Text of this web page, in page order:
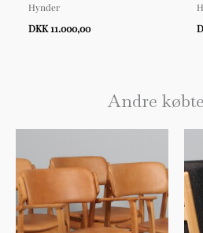
Hynder
DKK 11.000,00
Andre